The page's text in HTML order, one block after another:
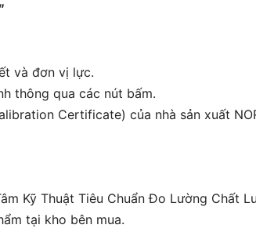
và đơn vị lực.
thông qua các nút bấm.
Certificate) của nhà sản xuất
Kỹ Thuật Tiêu Chuẩn Đo Lường Chất
tại kho bên mua.